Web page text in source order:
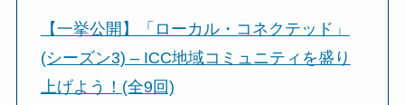
【一挙公開】「ローカル・コネクテッド」
(シーズン3) – ICC地域コミュニティを盛り
上げよう！(全9回)